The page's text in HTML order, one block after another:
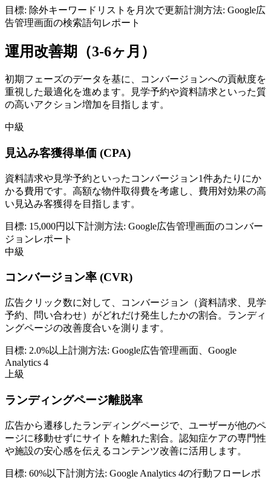
目標: 除外キーワードリストを月次で更新計測方法: Google広
告管理画面の検索語句レポート
運用改善期（3-6ヶ月）
初期フェーズのデータを基に、コンバージョンへの貢献度を
重視した最適化を進めます。見学予約や資料請求といった質
の高いアクション増加を目指します。
中級
見込み客獲得単価 (CPA)
資料請求や見学予約といったコンバージョン1件あたりにか
かる費用です。高額な物件取得費を考慮し、費用対効果の高
い見込み客獲得を目指します。
目標: 15,000円以下計測方法: Google広告管理画面のコンバー
ジョンレポート
中級
コンバージョン率 (CVR)
広告クリック数に対して、コンバージョン（資料請求、見学
予約、問い合わせ）がどれだけ発生したかの割合。ランディ
ングページの改善度合いを測ります。
目標: 2.0%以上計測方法: Google広告管理画面、Google
Analytics 4
上級
ランディングページ離脱率
広告から遷移したランディングページで、ユーザーが他のペ
ージに移動せずにサイトを離れた割合。認知症ケアの専門性
や施設の安心感を伝えるコンテンツ改善に活用します。
目標: 60%以下計測方法: Google Analytics 4の行動フローレポ